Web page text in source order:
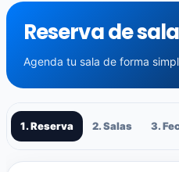
Reserva de
Agenda tu sala de forma
1. Reserva 2. Salas 3.